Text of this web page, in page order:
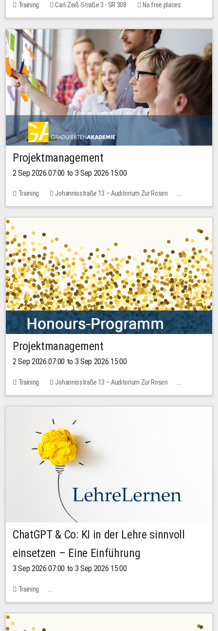
Training Carl-Zeiß-Straße 3 - SR 308 No free places
Projektmanagement
2 Sep 2026 07:00 to 3 Sep 2026 15:00
Training
Johannisstraße 13 – Auditorium Zur Rosen
No free places
30.00 EUR
Projektmanagement
2 Sep 2026 07:00 to 3 Sep 2026 15:00
Training
Johannisstraße 13 – Auditorium Zur Rosen
1 place
ChatGPT & Co: KI in der Lehre sinnvoll
einsetzen – Eine Einführung
3 Sep 2026 07:00 to 3 Sep 2026 15:00
Training
Bachstraße 18k - SR 102 (Seminarraum Servicestelle LehreLernen)